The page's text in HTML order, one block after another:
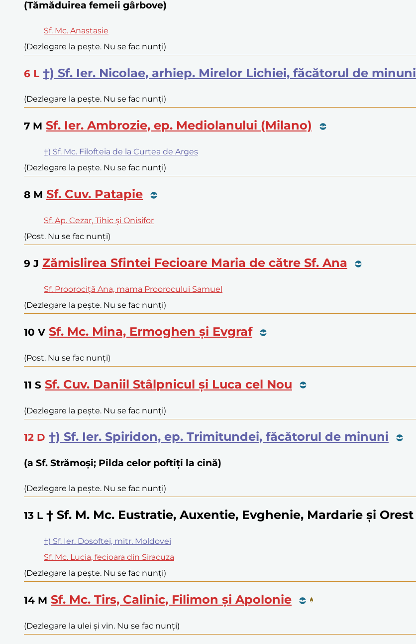
(Tămăduirea femeii gârbove)
Sf. Mc. Anastasie
(Dezlegare la pește. Nu se fac nunți)
6 L †) Sf. Ier. Nicolae, arhiep. Mirelor Lichiei, făcătorul de minuni
(Dezlegare la pește. Nu se fac nunți)
7 M Sf. Ier. Ambrozie, ep. Mediolanului (Milano)
†) Sf. Mc. Filofteia de la Curtea de Argeș
(Dezlegare la pește. Nu se fac nunți)
8 M Sf. Cuv. Patapie
Sf. Ap. Cezar, Tihic și Onisifor
(Post. Nu se fac nunți)
9 J Zămislirea Sfintei Fecioare Maria de către Sf. Ana
Sf. Proorociță Ana, mama Proorocului Samuel
(Dezlegare la pește. Nu se fac nunți)
10 V Sf. Mc. Mina, Ermoghen și Evgraf
(Post. Nu se fac nunți)
11 S Sf. Cuv. Daniil Stâlpnicul și Luca cel Nou
(Dezlegare la pește. Nu se fac nunți)
12 D †) Sf. Ier. Spiridon, ep. Trimitundei, făcătorul de minuni
(a Sf. Strămoși; Pilda celor poftiți la cină)
(Dezlegare la pește. Nu se fac nunți)
13 L † Sf. M. Mc. Eustratie, Auxentie, Evghenie, Mardarie și Orest
†) Sf. Ier. Dosoftei, mitr. Moldovei
Sf. Mc. Lucia, fecioara din Siracuza
(Dezlegare la pește. Nu se fac nunți)
14 M Sf. Mc. Tirs, Calinic, Filimon și Apolonie
(Dezlegare la ulei și vin. Nu se fac nunți)